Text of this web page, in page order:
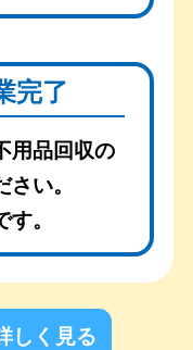
完了
用品回収の
い。
。
しく見る